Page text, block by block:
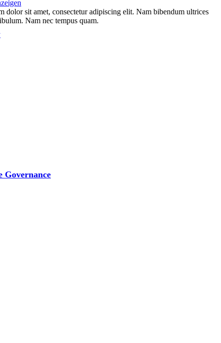
dolor sit amet, consectetur adipiscing elit. Nam bibendum ultrices
Nam nec tempus quam.
Governance